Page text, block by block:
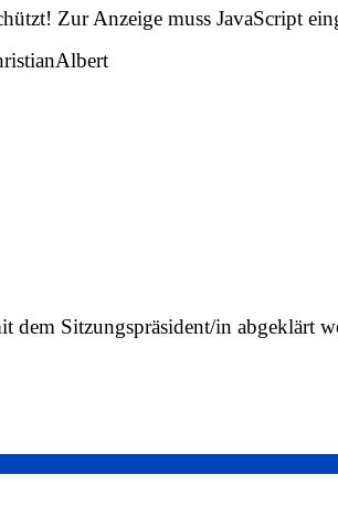
Zur Anzeige muss JavaScript
dem Sitzungspräsident/in abgeklärt